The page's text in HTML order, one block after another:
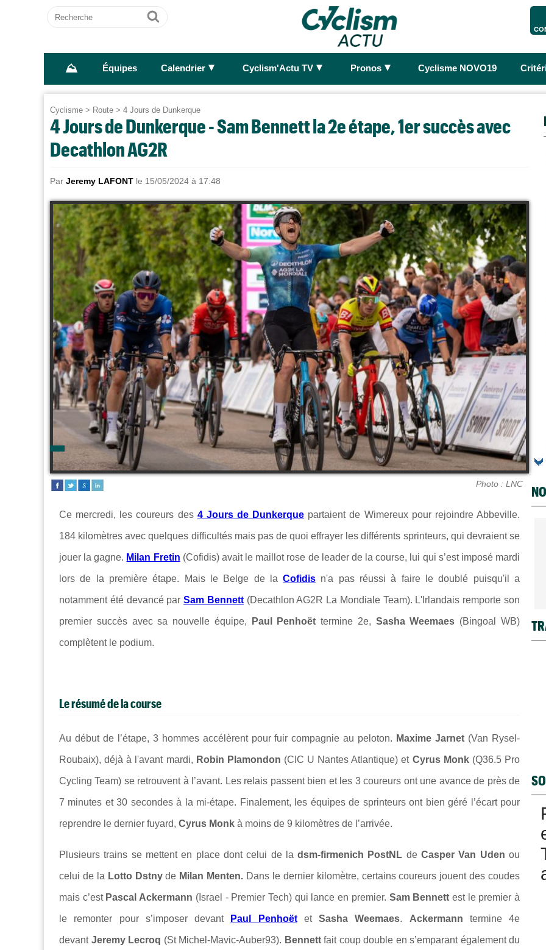
Recherche
Ok
⛰ Équipes Calendrier ► Cyclism'Actu TV ► Pronos ► Cyclisme NOVO19
Cyclisme > Route > 4 Jours de Dunkerque
4 Jours de Dunkerque - Sam Bennett la 2e étape, 1er succès avec
Decathlon AG2R
Par Jeremy LAFONT le 15/05/2024 à 17:48
Photo : LNC
Ce mercredi, les coureurs des 4 Jours de Dunkerque partaient de Wimereux pour rejoindre Abbeville.
184 kilomètres avec quelques difficultés mais pas de quoi effrayer les différents sprinteurs, qui devraient se
jouer la gagne. Milan Fretin (Cofidis) avait le maillot rose de leader de la course, lui qui s’est imposé mardi
lors de la première étape. Mais le Belge de laCofidis n'a pas réussi à faire le doublé puisqu'il a
notamment été devancé parSam Bennett(Decathlon AG2R La Mondiale Team). L'Irlandais remporte son
premier succès avec sa nouvelle équipe, Paul Penhoët termine 2e, Sasha Weemaes (Bingoal WB)
complètent le podium.
Le résumé de la course
Au début de l’étape, 3 hommes accélèrent pour fuir compagnie au peloton. Maxime Jarnet (Van Rysel-
Roubaix), déjà à l'avant mardi, Robin Plamondon (CIC U Nantes Atlantique) et Cyrus Monk(Q36.5 Pro
Cycling Team) se retrouvent à l’avant. Les relais passent bien et les 3 coureurs ont une avance de près de
7 minutes et 30 secondes à la mi-étape. Finalement, les équipes de sprinteurs ont bien géré l’écart pour
reprendre le dernier fuyard, Cyrus Monk à moins de 9 kilomètres de l’arrivée.
Plusieurs trains se mettent en place dont celui de ladsm-firmenich PostNL deCasper Van Uden ou
celui de la Lotto Dstnyde Milan Menten. Dans le dernier kilomètre, certains coureurs jouent des coudes
mais c’est Pascal Ackermann (Israel - Premier Tech) qui lance en premier. Sam Bennett est le premier à
le remonter pour s’imposer devant Paul Penhoët et Sasha Weemaes. Ackermann termine 4e
devant Jeremy Lecroq (St Michel-Mavic-Auber93). Bennettfait coup double en s’emparant également du